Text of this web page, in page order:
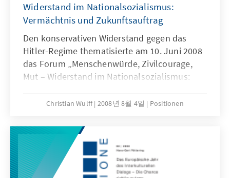
Widerstand im Nationalsozialismus:
Vermächtnis und Zukunftsauftrag
Den konservativen Widerstand gegen das
Hitler-Regime thematisierte am 10. Juni 2008
das Forum „Menschenwürde, Zivilcourage,
Mut – Widerstand im Nationalsozialismus:
Bildungswerks Hannover der Konrad-
Christian Wulff 2008년 8월 4일 Positionen